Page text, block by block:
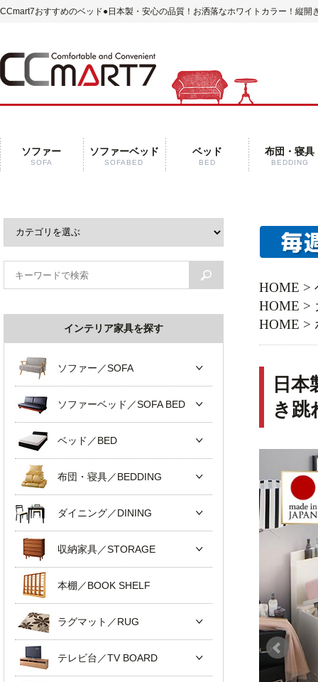
CCmart7おすすめのベッド●日本製・安心の品質！お洒落なホワイトカラー！縦開
ソファー
SOFA
ソファーベッド
SOFABED
ベッド
BED
布団・寝具
BEDDING
HOME >
HOME >
HOME >
日
き跳
インテリア家具を探す
ソファー／SOFA
ソファーベッド／SOFA BED
ベッド／BED
布団・寝具／BEDDING
ダイニング／DINING
収納家具／STORAGE
本棚／BOOK SHELF
ラグマット／RUG
テレビ台／TV BOARD